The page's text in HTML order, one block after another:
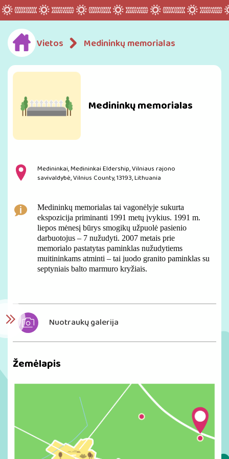
Vietos Medininkų memorialas
Medininkų memorialas
Medininkai, Medininkai Eldership, Vilniaus rajono
savivaldybė, Vilnius County, 13193, Lithuania
Medininkų memorialas tai vagonėlyje sukurta
ekspozicija priminanti 1991 metų įvykius. 1991 m.
liepos mėnesį būrys smogikų užpuolė pasienio
darbuotojus – 7 nužudyti. 2007 metais prie
memorialo pastatytas paminklas nužudytiems
muitininkams atminti – tai juodo granito paminklas su
septyniais balto marmuro kryžiais.
Nuotraukų galerija
Žemėlapis